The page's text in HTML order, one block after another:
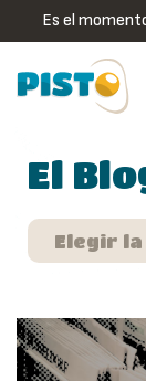
Es el
El